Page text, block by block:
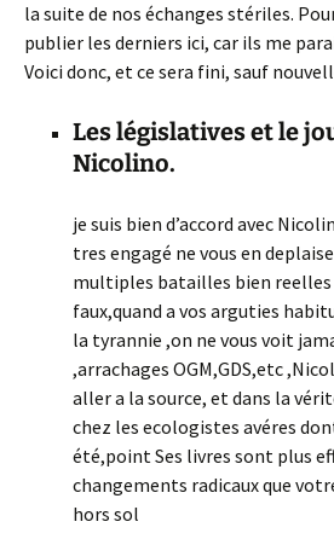
la suite de nos échanges stériles.
publier les derniers ici, car ils me
Voici donc, et ce sera fini, sauf
Les législatives et le
Nicolino.
je suis bien d’accord avec
tres engagé ne vous en
multiples batailles bien reelles
faux,quand a vos arguties
la tyrannie ,on ne vous voit
,arrachages OGM,GDS,etc
aller a la source, et dans la
chez les ecologistes avéres
été,point Ses livres sont plus
changements radicaux que
hors sol